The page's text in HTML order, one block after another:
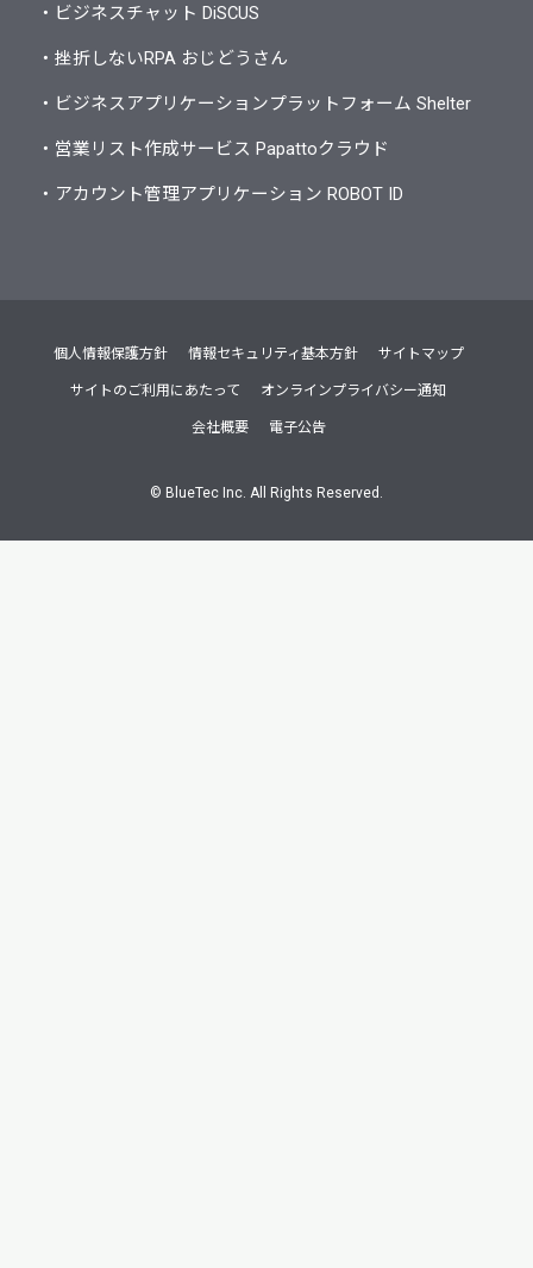
・ビジネスチャット DiSCUS
・挫折しないRPA おじどうさん
・ビジネスアプリケーションプラットフォーム Shelter
・営業リスト作成サービス Papattoクラウド
・アカウント管理アプリケーション ROBOT ID
個人情報保護方針 情報セキュリティ基本方針 サイトマップ
サイトのご利用にあたって オンラインプライバシー通知
会社概要 電子公告
© BlueTec Inc. All Rights Reserved.